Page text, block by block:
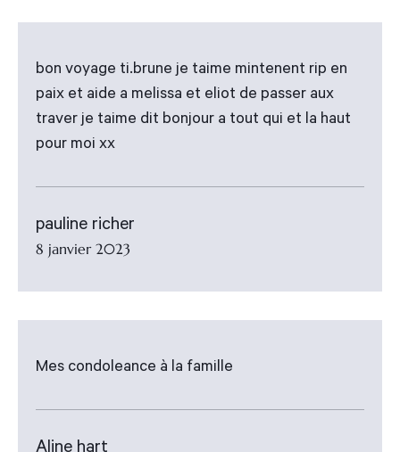
bon voyage ti.brune je taime mintenent rip en
paix et aide a melissa et eliot de passer aux
traver je taime dit bonjour a tout qui et la haut
pour moi xx
pauline richer
8 janvier 2023
Mes condoleance à la famille